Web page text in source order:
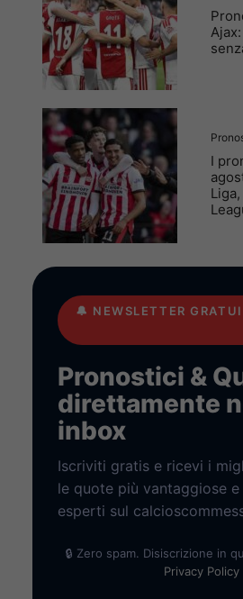
I
🔔 NEWSLETTER
Pronostici &
direttamente
inbox
Iscriviti gratis e ricevi i
le quote più vantaggiose
esperti sul
🔒 Zero spam. Disiscrizione in
Privacy Policy